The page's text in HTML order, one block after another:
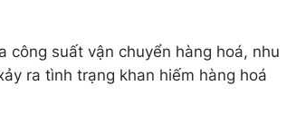
suất vận chuyển hàng hoá, nhu
ra tình trạng khan hiếm hàng hoá